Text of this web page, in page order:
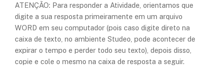
ATENÇÃO: Para responder a Atividade, orientamos que
digite a sua resposta primeiramente em um arquivo
WORD em seu computador (pois caso digite direto na
caixa de texto, no ambiente Studeo, pode acontecer de
expirar o tempo e perder todo seu texto), depois disso,
copie e cole o mesmo na caixa de resposta a seguir.